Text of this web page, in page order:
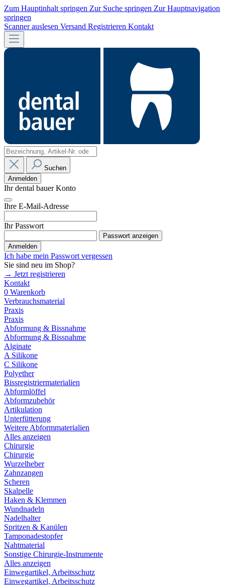
Zum Hauptinhalt springen Zur Suche springen Zur Hauptnavigation
springen
Scanner auslesen Versand Registrieren Kontakt
Suchen
Anmelden
Ihr dental bauer Konto
Ihre E-Mail-Adresse
Ihr Passwort
Passwort anzeigen
Anmelden
Ich habe mein Passwort vergessen
Sie sind neu im Shop?
→ Jetzt registrieren
Kontakt
0 Warenkorb
Verbrauchsmaterial
Praxis
Praxis
Abformung & Bissnahme
Abformung & Bissnahme
Alginate
A Silikone
C Silikone
Polyether
Bissregistriermaterialien
Abformlöffel
Abformzubehör
Artikulation
Unterfütterung
Weitere Abformmaterialien
Alles anzeigen
Chirurgie
Chirurgie
Wurzelheber
Zahnzangen
Scheren
Skalpelle
Haken & Klemmen
Wundnadeln
Nadelhalter
Spritzen & Kanülen
Tamponadestopfer
Nahtmaterial
Sonstige Chirurgie-Instrumente
Alles anzeigen
Einwegartikel, Arbeitsschutz
Einwegartikel, Arbeitsschutz